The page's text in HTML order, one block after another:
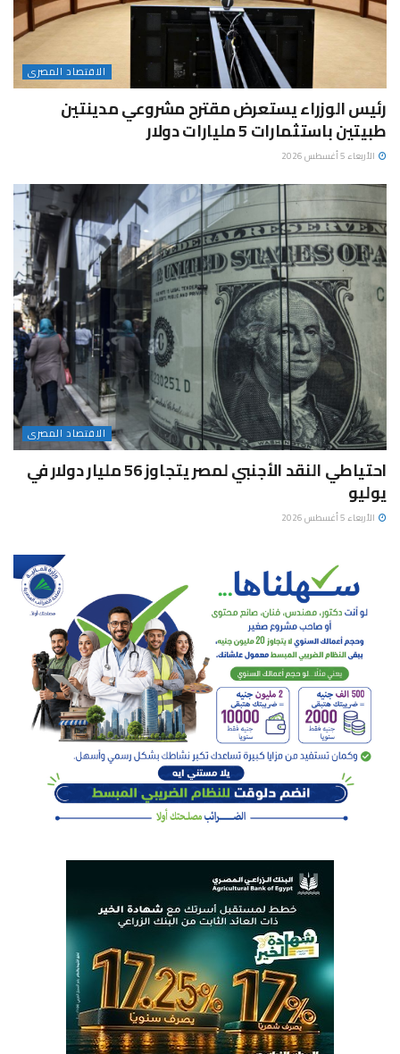
الاقتصاد المصرى
رئيس الوزراء يستعرض مقترح مشروعي مدينتين
طبيتين باستثمارات 5 مليارات دولار
الأربعاء 5 أغسطس 2026
الاقتصاد المصرى
احتياطي النقد الأجنبي لمصر يتجاوز 56 مليار دولار في
يوليو
الأربعاء 5 أغسطس 2026